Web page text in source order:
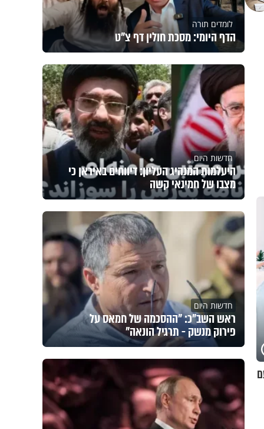
לומדים תורה
הדף היומי: מסכת חולין דף צ"ט
חדשות היום
היעלמות המנהיג העליון: דיווחים באיראן כי
מצבו של חמינאי קשה
חדשות היום
ראש השב"כ: "ההסכמה של חמאס על
פירוק מנשק - תרגיל הונאה"